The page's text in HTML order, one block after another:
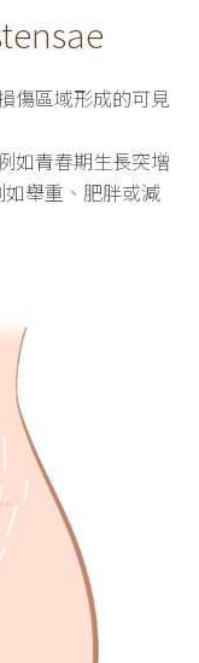
傷區域形成的可見
如青春期生長突增
舉重、肥胖或減